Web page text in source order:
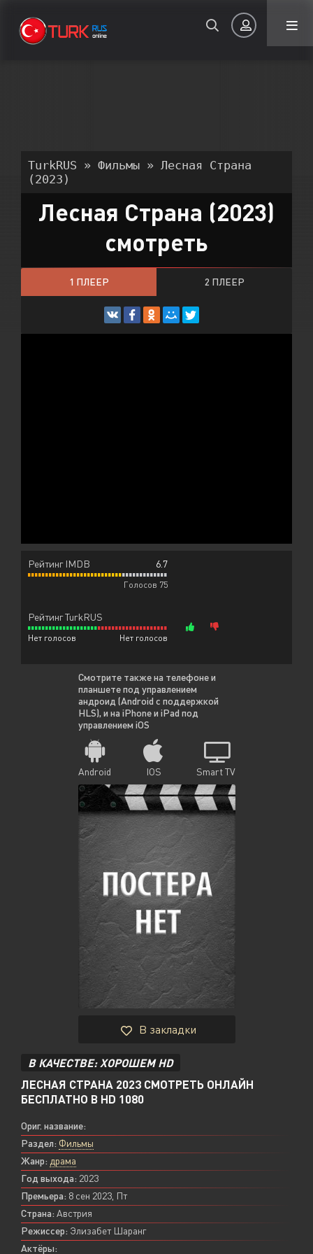
Запомнить
ВОЙТИ НА САЙТ
Регистрация Восстановить пароль
Или войти через
TurkRUS » Фильмы » Лесная Страна
(2023)
Лесная Страна (2023)
смотреть
1 ПЛЕЕР 2 ПЛЕЕР
Рейтинг IMDB 6.7
Голосов 75
Рейтинг TurkRUS
Нет голосов Нет голосов
Смотрите также на телефоне и
планшете под управлением
андроид (Android с поддержкой
HLS), и на iPhone и iPad под
управлением iOS
Android IOS Smart TV
В закладки
В КАЧЕСТВЕ: ХОРОШЕМ HD
ЛЕСНАЯ СТРАНА 2023 СМОТРЕТЬ ОНЛАЙН
БЕСПЛАТНО В HD 1080
Ориг. название:
Раздел: Фильмы
Жанр: драма
Год выхода: 2023
Премьера: 8 сен 2023, Пт
Страна: Австрия
Режиссер: Элизабет Шаранг
Актёры: